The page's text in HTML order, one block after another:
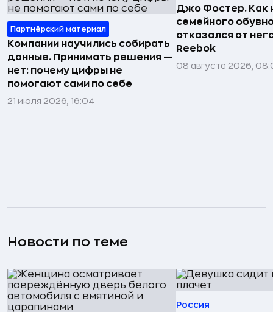
Партнёрский материал
Компании научились собирать
данные. Принимать решения —
нет: почему цифры не
помогают сами по себе
21 июля 2026, 16:04
Джо Фостер. Как
семейного
отказался от
Reebok
08 августа 2026,
Новости по теме
Россия